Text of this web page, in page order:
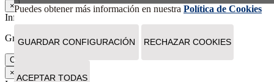
×
Información
Gracias. Tu suscripción se ha realizado correctamente.
Cerrar
×
Puedes obtener más información en nuestra Política de Cookies
GUARDAR CONFIGURACIÓN RECHAZAR COOKIES
ACEPTAR TODAS